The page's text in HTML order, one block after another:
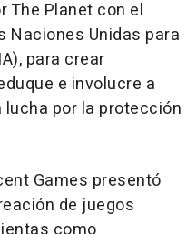
The Planet con el
Naciones Unidas para
para crear
e involucre a
por la protección
Games presentó
de juegos